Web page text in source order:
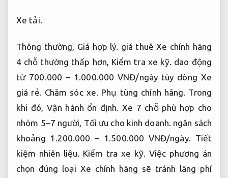
Xe tải.
Thông thường, Giá hợp lý. giá thuê Xe chính hãng
4 chỗ thường thấp hơn, Kiểm tra xe kỹ. dao động
từ 700.000 – 1.000.000 VNĐ/ngày tùy dòng Xe
giá rẻ. Chăm sóc xe. Phụ tùng chính hãng.
Trong
khi đó, Vận hành ổn định.
Xe 7 chỗ phù hợp cho
nhóm 5–7 người, Tối ưu cho kinh doanh. ngân sách
khoảng 1.200.000 – 1.500.000 VNĐ/ngày. Tiết
kiệm nhiên liệu.
Kiểm tra xe kỹ. Việc phương án
chọn đúng loại Xe chính hãng sẽ tránh lãng phí